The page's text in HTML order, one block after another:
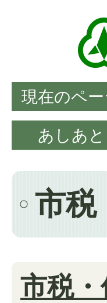
現在のペー
あしあと
市税
市税